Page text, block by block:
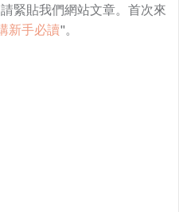
緊貼我們網站文章。首次來
新手必讀"。